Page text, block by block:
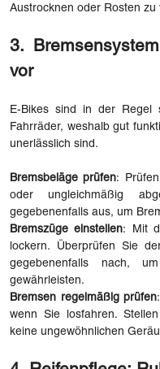
Austrocknen oder Rosten zu
3.
vor
E-Bikes sind in der Regel
Fahrräder, weshalb gut
unerlässlich sind.
Bremsbeläge prüfen:
oder ungleichmäßig
gegebenenfalls aus, um
Bremszüge einstellen: Mit
lockern. Überprüfen Sie
gegebenenfalls nach,
gewährleisten.
Bremsen regelmäßig prüfen
wenn Sie losfahren.
keine ungewöhnlichen